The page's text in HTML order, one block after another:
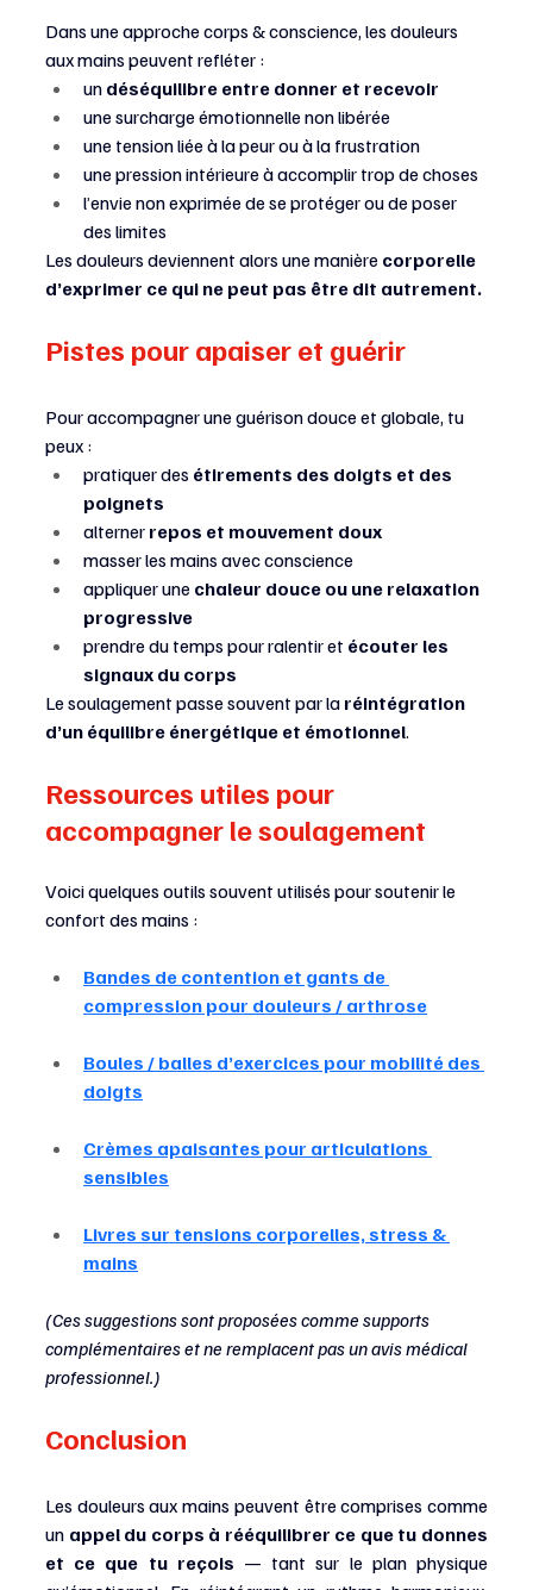
Dans une approche corps & conscience, les douleurs
aux mains peuvent refléter :
un déséquilibre entre donner et recevoir
une surcharge émotionnelle non libérée
une tension liée à la peur ou à la frustration
une pression intérieure à accomplir trop de choses
l’envie non exprimée de se protéger ou de poser
des limites
Les douleurs deviennent alors une manière corporelle
d’exprimer ce qui ne peut pas être dit autrement.
Pistes pour apaiser et guérir
Pour accompagner une guérison douce et globale, tu
peux :
pratiquer des étirements des doigts et des
poignets
alterner repos et mouvement doux
masser les mains avec conscience
appliquer une chaleur douce ou une relaxation
progressive
prendre du temps pour ralentir et écouter les
signaux du corps
Le soulagement passe souvent par la réintégration
d’un équilibre énergétique et émotionnel.
Ressources utiles pour
accompagner le soulagement
Voici quelques outils souvent utilisés pour soutenir le
confort des mains :
Bandes de contention et gants de
compression pour douleurs / arthrose
Boules / balles d’exercices pour mobilité des
doigts
Crèmes apaisantes pour articulations
sensibles
Livres sur tensions corporelles, stress &
mains
(Ces suggestions sont proposées comme supports
complémentaires et ne remplacent pas un avis médical
professionnel.)
Conclusion
Les douleurs aux mains peuvent être comprises comme
un appel du corps à rééquilibrer ce que tu donnes
et ce que tu reçois — tant sur le plan physique